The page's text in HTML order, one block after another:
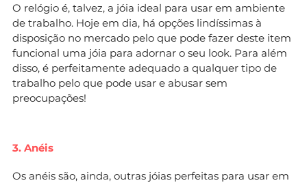
O relógio é, talvez, a jóia ideal para usar em ambiente
de trabalho. Hoje em dia, há opções lindíssimas à
disposição no mercado pelo que pode fazer deste item
funcional uma jóia para adornar o seu look. Para além
disso, é perfeitamente adequado a qualquer tipo de
trabalho pelo que pode usar e abusar sem
preocupações!
3. Anéis
Os anéis são, ainda, outras jóias perfeitas para usar em